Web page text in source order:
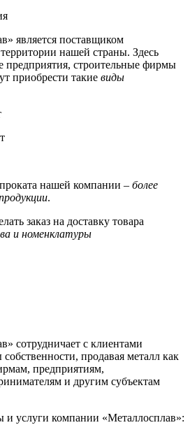
является поставщиком
нашей страны. Здесь
строительные фирмы
приобрести такие виды
нашей компании – более
.
заказ на доставку товара
и номенклатуры
сотрудничает с клиентами
продавая металл как
предприятиям,
и другим субъектам
услуги компании «Металлосплав»: